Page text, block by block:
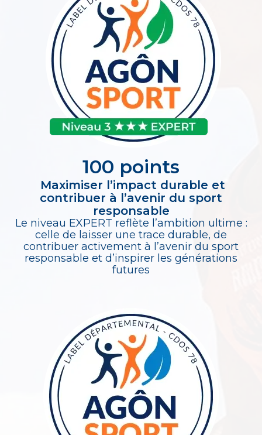
100 points
Maximiser l’impact durable et
contribuer à l’avenir du sport
responsable
Le niveau EXPERT reflète l’ambition ultime :
celle de laisser une trace durable, de
contribuer activement à l’avenir du sport
responsable et d’inspirer les générations
futures